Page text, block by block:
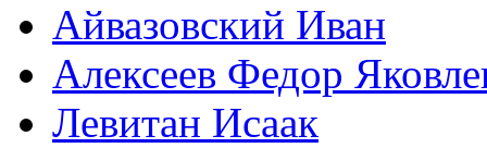
Айвазовский Иван
Алексеев Федор
Левитан Исаак